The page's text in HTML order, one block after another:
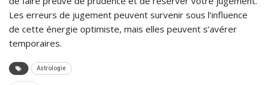
Les erreurs de jugement peuvent survenir sous l’influence
de cette énergie optimiste, mais elles peuvent s’avérer
temporaires.
Astrologie